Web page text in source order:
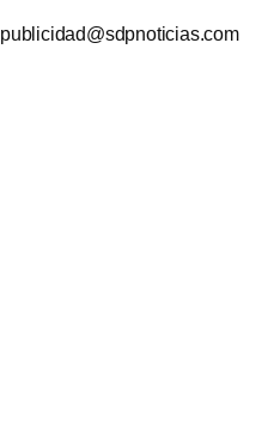
publicidad@sdpnoticias.com